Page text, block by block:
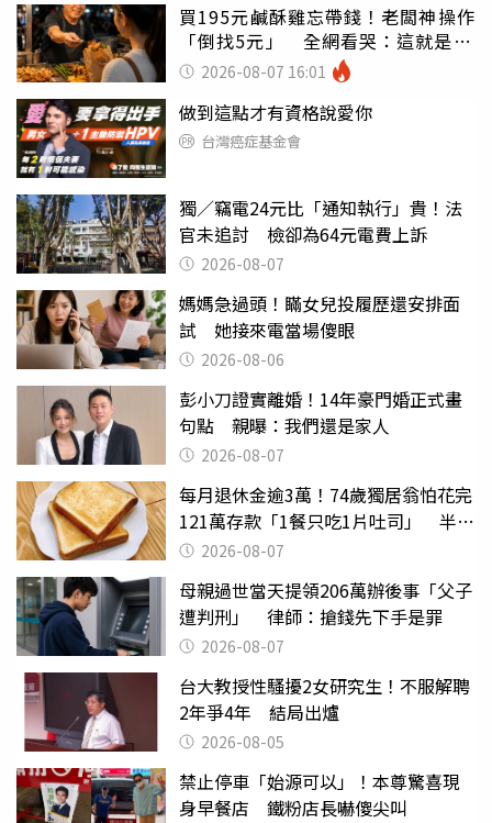
買195元鹹酥雞忘帶錢！老闆神操作
「倒找5元」 全網看哭：這就是台
灣 2026-08-07 16:01
做到這點才有資格說愛你
台灣癌症基金會
獨／竊電24元比「通知執行」貴！法
官未追討 檢卻為64元電費上訴
2026-08-07
媽媽急過頭！瞞女兒投履歷還安排面
試 她接來電當場傻眼
2026-08-06
彭小刀證實離婚！14年豪門婚正式畫
句點 親曝：我們還是家人
2026-08-07
每月退休金逾3萬！74歲獨居翁怕花完
121萬存款「1餐只吃1片吐司」 半年
後暴瘦嚇壞女兒
2026-08-07
母親過世當天提領206萬辦後事「父子
遭判刑」 律師：搶錢先下手是罪
2026-08-07
台大教授性騷擾2女研究生！不服解聘
2年爭4年 結局出爐
2026-08-05
禁止停車「始源可以」！本尊驚喜現
身早餐店 鐵粉店長嚇傻尖叫